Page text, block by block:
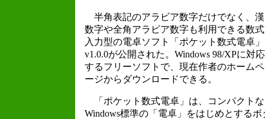
半角表記のアラビア数字だけでなく、漢
数字や全角アラビア数字も利用できる数式
入力型の電卓ソフト「ポケット数式電卓」
v1.0.0が公開された。Windows 98/XPに対応
するフリーソフトで、現在作者のホームペ
ージからダウンロードできる。
「ポケット数式電卓」は、コンパクト
Windows標準の「電卓」をはじめとする